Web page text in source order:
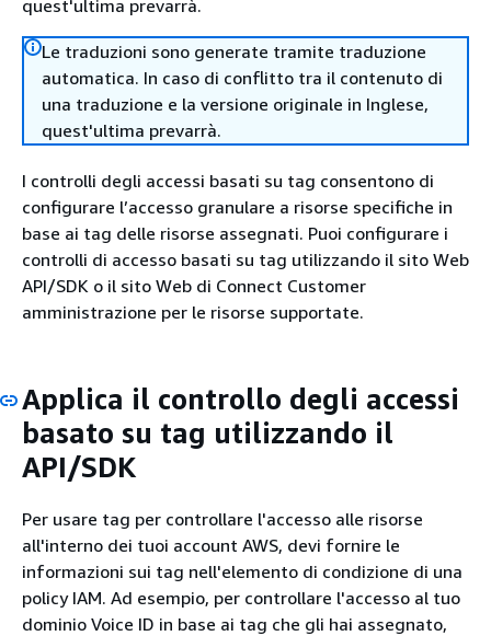
quest'ultima prevarrà.
Le traduzioni sono generate tramite traduzione
automatica. In caso di conflitto tra il contenuto di
una traduzione e la versione originale in Inglese,
quest'ultima prevarrà.
I controlli degli accessi basati su tag consentono di
configurare l’accesso granulare a risorse specifiche in
base ai tag delle risorse assegnati. Puoi configurare i
controlli di accesso basati su tag utilizzando il sito Web
API/SDK o il sito Web di Connect Customer
amministrazione per le risorse supportate.
Applica il controllo degli accessi
basato su tag utilizzando il
API/SDK
Per usare tag per controllare l'accesso alle risorse
all'interno dei tuoi account AWS, devi fornire le
informazioni sui tag nell'elemento di condizione di una
policy IAM. Ad esempio, per controllare l'accesso al tuo
dominio Voice ID in base ai tag che gli hai assegnato,